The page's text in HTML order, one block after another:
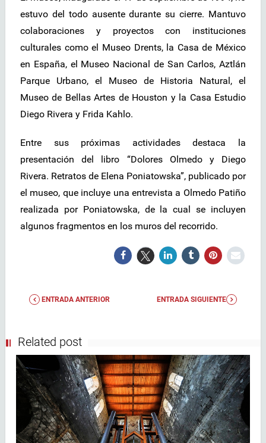
estuvo del todo ausente durante su cierre. Mantuvo
colaboraciones y proyectos con instituciones
culturales como el Museo Drents, la Casa de México
en España, el Museo Nacional de San Carlos, Aztlán
Parque Urbano, el Museo de Historia Natural, el
Museo de Bellas Artes de Houston y la Casa Estudio
Diego Rivera y Frida Kahlo.
Entre sus próximas actividades destaca la
presentación del libro “Dolores Olmedo y Diego
Rivera. Retratos de Elena Poniatowska”, publicado por
el museo, que incluye una entrevista a Olmedo Patiño
realizada por Poniatowska, de la cual se incluyen
algunos fragmentos en los muros del recorrido.
ENTRADA ANTERIOR ENTRADA SIGUIENTE
Related post